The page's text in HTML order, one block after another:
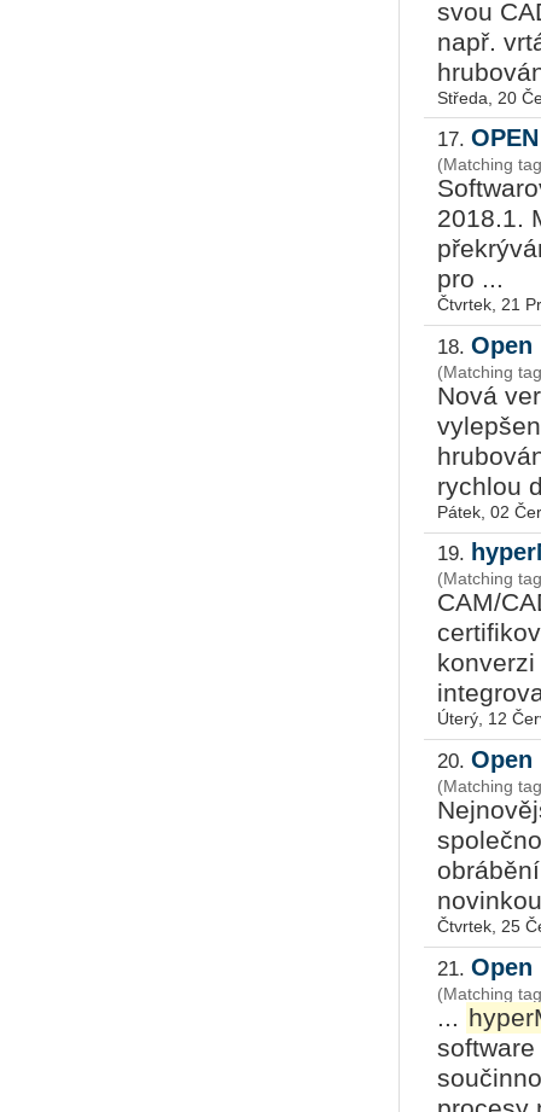
svou
např.
Středa, 20
17.
(Matching
2018.1.
pro ...
Čtvrtek, 21
18. Open
(Matching
Nová
rychlou
Pátek, 02
19.
(Matching
CAM/
Úterý, 12
20. Open
(Matching
Čtvrtek, 25
21. Open
(Matching
...